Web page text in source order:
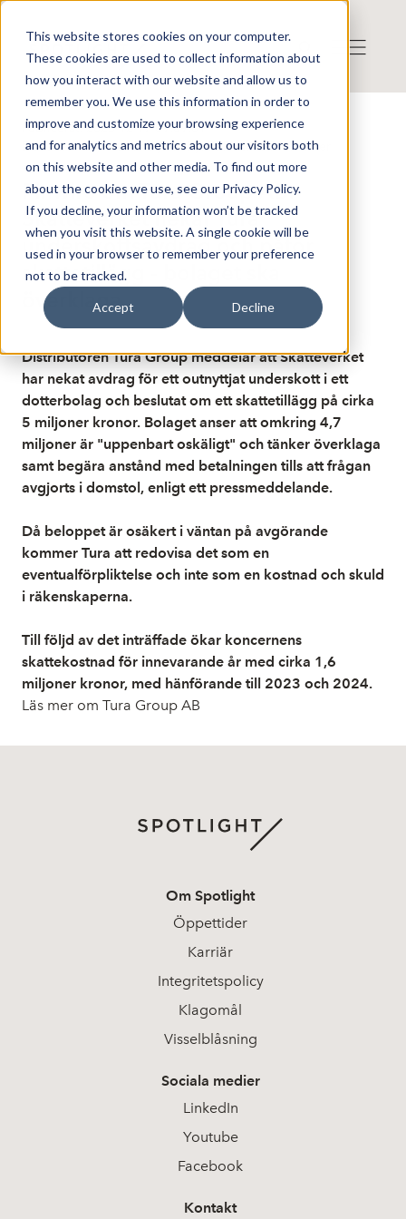
This website stores cookies on your computer.
These cookies are used to collect information about
how you interact with our website and allow us to
remember you. We use this information in order to
improve and customize your browsing experience
and for analytics and metrics about our visitors both
on this website and other media. To find out more
about the cookies we use, see our Privacy Policy.
If you decline, your information won’t be tracked
when you visit this website. A single cookie will be
used in your browser to remember your preference
not to be tracked.
Accept Decline
Publicerat: 2025-12-17 09:09:01
Detta är en nyhet från nyhetsbyrån FinwireDisclaimer
Finwire om Tura Group AB:
Skatteverket nekar Tura
underskottsavdrag och påför
skattetillägg - bolaget ska
överklaga
Distributören Tura Group meddelar att Skatteverket
har nekat avdrag för ett outnyttjat underskott i ett
dotterbolag och beslutat om ett skattetillägg på cirka
5 miljoner kronor. Bolaget anser att omkring 4,7
miljoner är "uppenbart oskäligt" och tänker överklaga
samt begära anstånd med betalningen tills att frågan
avgjorts i domstol, enligt ett pressmeddelande.
Då beloppet är osäkert i väntan på avgörande
kommer Tura att redovisa det som en
eventualförpliktelse och inte som en kostnad och skuld
i räkenskaperna.
Till följd av det inträffade ökar koncernens
skattekostnad för innevarande år med cirka 1,6
miljoner kronor, med hänförande till 2023 och 2024.
Läs mer om Tura Group AB
Om Spotlight
Öppettider
Karriär
Integritetspolicy
Klagomål
Visselblåsning
Sociala medier
LinkedIn
Youtube
Facebook
Kontakt